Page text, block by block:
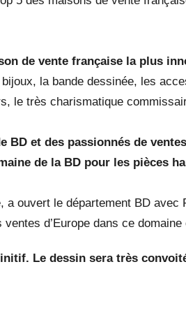
de vente française la plus
bijoux, la bande dessinée, les
le très charismatique
BD et des passionnés de
de la BD pour les pièces
a ouvert le département BD
d’Europe dans ce
Le dessin sera très